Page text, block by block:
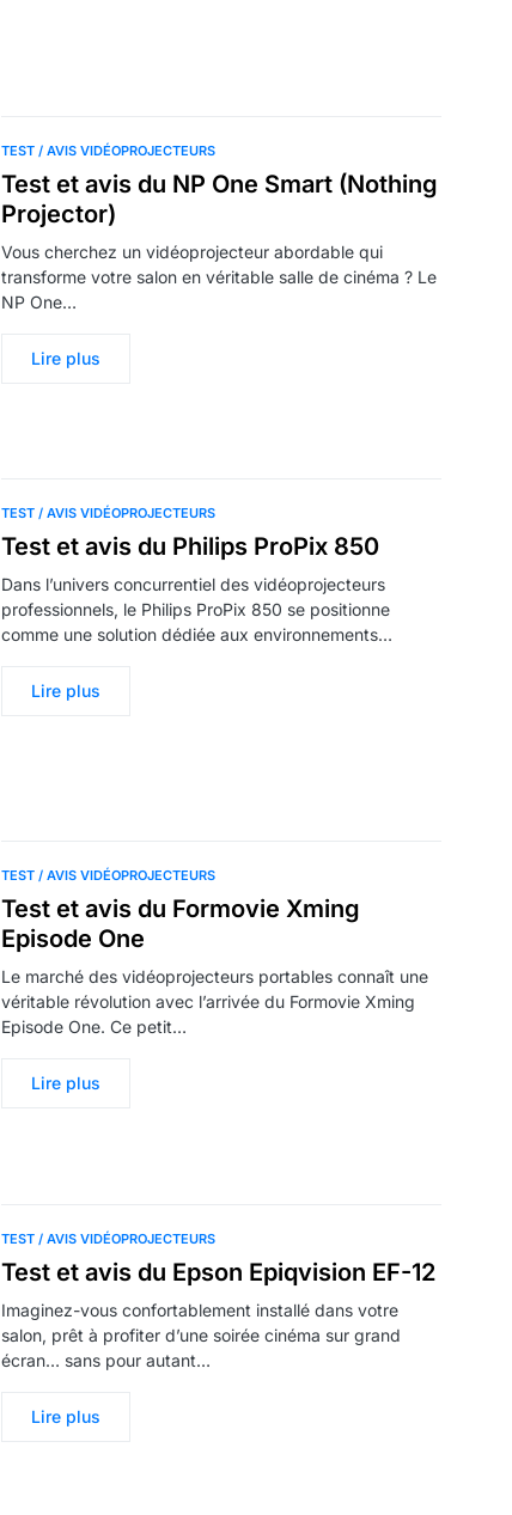
TEST / AVIS VIDÉOPROJECTEURS
Test et avis du NP One Smart (Nothing
Projector)
Vous cherchez un vidéoprojecteur abordable qui
transforme votre salon en véritable salle de cinéma ? Le
NP One…
Lire plus
TEST / AVIS VIDÉOPROJECTEURS
Test et avis du Philips ProPix 850
Dans l’univers concurrentiel des vidéoprojecteurs
professionnels, le Philips ProPix 850 se positionne
comme une solution dédiée aux environnements…
Lire plus
TEST / AVIS VIDÉOPROJECTEURS
Test et avis du Formovie Xming
Episode One
Le marché des vidéoprojecteurs portables connaît une
véritable révolution avec l’arrivée du Formovie Xming
Episode One. Ce petit…
Lire plus
TEST / AVIS VIDÉOPROJECTEURS
Test et avis du Epson Epiqvision EF-12
Imaginez-vous confortablement installé dans votre
salon, prêt à profiter d’une soirée cinéma sur grand
écran… sans pour autant…
Lire plus